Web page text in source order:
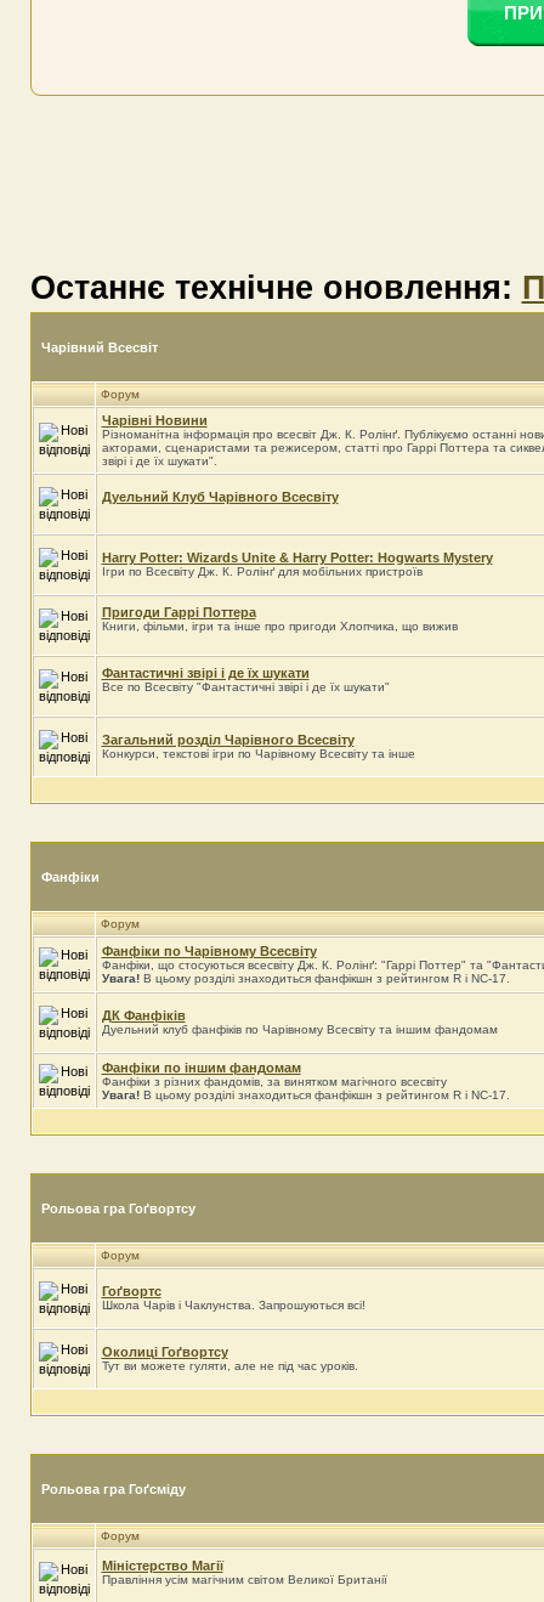
Останнє технічне оновлення:
Чарівний Всесвіт
Форум
Чарівні Новини
Різноманітна інформація про всесвіт Дж. К. Ролінґ. Публікуємо останні
акторами, сценаристами та режисером, статті про Гаррі Поттера та
звірі і де їх шукати".
Дуельний Клуб Чарівного Всесвіту
Harry Potter: Wizards Unite & Harry Potter: Hogwarts Mystery
Ігри по Всесвіту Дж. К. Ролінґ для мобільних пристроїв
Пригоди Гаррі Поттера
Книги, фільми, ігри та інше про пригоди Хлопчика, що вижив
Фантастичні звірі і де їх шукати
Все по Всесвіту "Фантастичні звірі і де їх шукати"
Загальний розділ Чарівного Всесвіту
Конкурси, текстові ігри по Чарівному Всесвіту та інше
Фанфіки
Форум
Фанфіки по Чарівному Всесвіту
Фанфіки, що стосуються всесвіту Дж. К. Ролінґ: "Гаррі Поттер" та
Увага!В цьому розділі знаходиться фанфікшн з рейтингом R і NC-17.
ДК Фанфіків
Дуельний клуб фанфіків по Чарівному Всесвіту та іншим фандомам
Фанфіки по іншим фандомам
Фанфіки з різних фандомiв, за винятком магічного всесвіту
Увага!В цьому розділі знаходиться фанфікшн з рейтингом R і NC-17.
Рольова гра Гоґвортсу
Форум
Гоґвортс
Школа Чарів і Чаклунства. Запрошуються всі!
Околиці Гоґвортсу
Тут ви можете гуляти, але не під час уроків.
Рольова гра Гоґсміду
Форум
Міністерство Магії
Правління усім магічним світом Великої Британії